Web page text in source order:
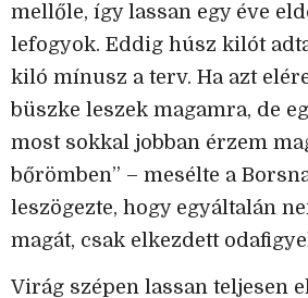
mellőle, így lassan egy éve
lefogyok. Eddig húsz kilót
kiló mínusz a terv. Ha azt
büszke leszek magamra, de
most sokkal jobban érzem
bőrömben” – mesélte a
leszögezte, hogy egyáltalán
magát, csak elkezdett
Virág szépen lassan teljesen